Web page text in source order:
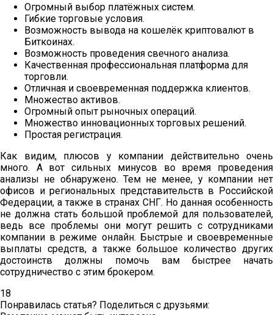
Огромный выбор платёжных систем.
Гибкие торговые условия.
Возможность вывода на кошелёк криптовалют в
Биткоинах.
Возможность проведения свечного анализа.
Качественная профессиональная платформа для
торговли.
Отличная и своевременная поддержка клиентов.
Множество активов.
Огромный опыт рыночных операций.
Множество инновационных торговых решений.
Простая регистрация.
Как видим, плюсов у компании действительно очень
много. А вот сильных минусов во время проведения
анализы не обнаружено. Тем не менее, у компании нет
офисов и региональных представительств в Российской
Федерации, а также в странах СНГ. Но данная особенность
не должна стать большой проблемой для пользователей,
ведь все проблемы они могут решить с сотрудниками
компании в режиме онлайн. Быстрые и своевременные
выплаты средств, а также большое количество других
достоинств должны помочь вам быстрее начать
сотрудничество с этим брокером.
18
Понравилась статья? Поделиться с друзьями: